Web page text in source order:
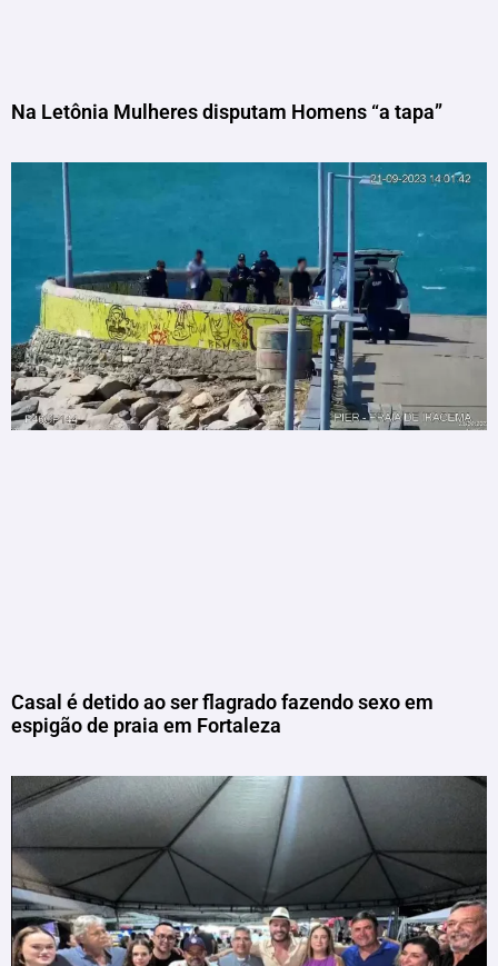
Na Letônia Mulheres disputam Homens “a tapa”
Casal é detido ao ser flagrado fazendo sexo em
espigão de praia em Fortaleza